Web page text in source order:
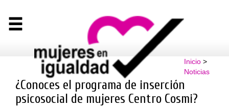
Inicio>
Noticias
¿Conoces el programa de inserción
psicosocial de mujeres Centro Cosmi?